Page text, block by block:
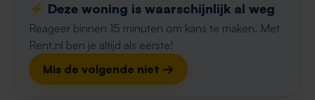
⚡️ Deze woning is waarschijnlijk al weg
Reageer binnen 15 minuten om kans te maken. Met
Rent.nl ben je altijd als eerste!
Mis de volgende niet →